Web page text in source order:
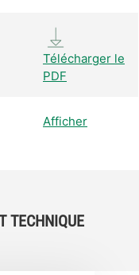
Télécharger le
PDF
Afficher
TECHNIQUE